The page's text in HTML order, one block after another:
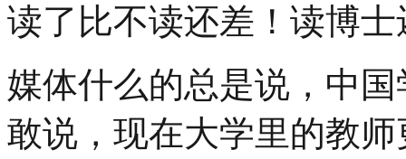
读了比不读还差！读博
媒体什么的总是说，中
敢说，现在大学里的教